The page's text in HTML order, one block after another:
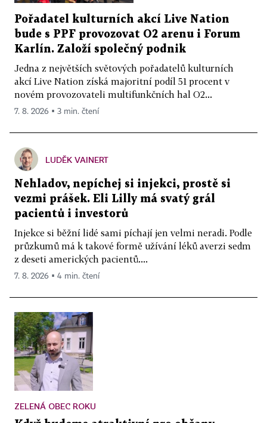
Pořadatel kulturních akcí Live Nation
bude s PPF provozovat O2 arenu i Forum
Karlín. Založí společný podnik
Jedna z největších světových pořadatelů kulturních
akcí Live Nation získá majoritní podíl 51 procent v
novém provozovateli multifunkčních hal O2...
7. 8. 2026 ▪ 3 min. čtení
LUDĚK VAINERT
Nehladov, nepíchej si injekci, prostě si
vezmi prášek. Eli Lilly má svatý grál
pacientů i investorů
Injekce si běžní lidé sami píchají jen velmi neradi. Podle
průzkumů má k takové formě užívání léků averzi sedm
z deseti amerických pacientů....
7. 8. 2026 ▪ 4 min. čtení
ZELENÁ OBEC ROKU